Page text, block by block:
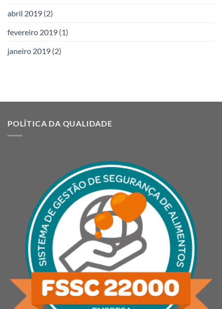
abril 2019 (2)
fevereiro 2019 (1)
janeiro 2019 (2)
POLÍTICA DA QUALIDADE